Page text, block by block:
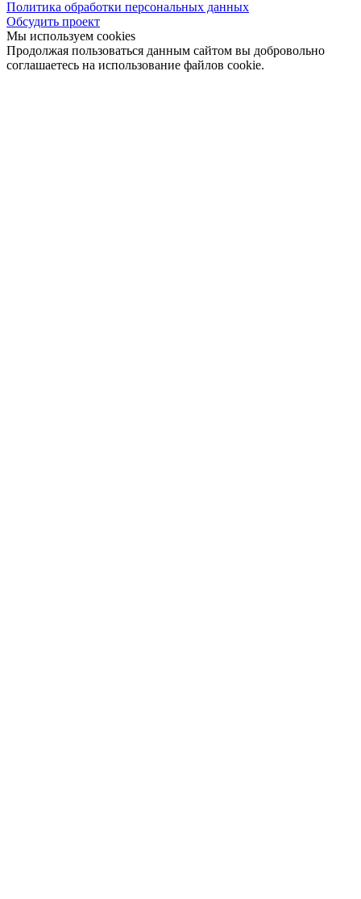
Политика обработки персональных данных
Обсудить проект
Мы используем cookies
Продолжая пользоваться данным сайтом вы добровольно
соглашаетесь на использование файлов cookie.